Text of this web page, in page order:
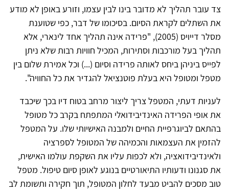
צד עובר תהליך לא מדובר בינו לבין עצמו, וזורע באופן לא מודע
את השתלים לקראת הסיום. בסיכומו של דבר, כפי שטוענת
מסלר דייויס (2005), "פרידה אינה תהליך אחד לינארי, אלא
תהליך בעל מורכבות וסתירות, המכיל חוויות רבות שלא ניתן
לפייס ביניהן ביחס לאותה פרידה וסיום (...) וכל אמירת שלום בין
מטפל ומטופל היא בעלת פוטנציאל להגדיר את כל החוויה".
לעניות דעתי, המטפל צריך ליצור מרחב בטוח דיו בכך שיכבד
את אופי הפרידה האינדיבידואלי המתפתח בקרב כל מטופל
בהתאם לביוגרפיית החיים ולמבנה האישיותי שלו. על המטפל
להזמין את העצמאות והכמיהה של המטופל לספרציה
ולאינדיבידואציה, ולא לכפות עליו את השקפת עולמו האישית,
את סגנונו ודעותיו התיאורטיים בנוגע לאופן סיום טיפול. מטפל
טוב מסכים להביט מבעד לחלון המטופל, תוך חקירה ותשומת לב